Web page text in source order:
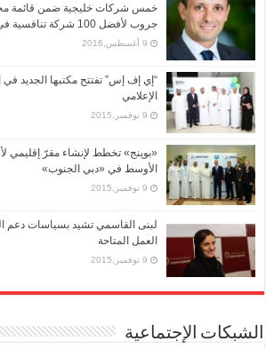
خمس شركات خليجية ضمن قائمة
جروب لأفضل 100 شركة تنافسية في العالم 2016
9 أغسطس,2016
“إي إف إس” تفتتح مكتبها الجديد في
الإعلامي
9 نوفمبر,2015
«بوينج» تخطط لإنشاء مقرّ إقليمي
الأوسط في «دبي الجنوب»
9 نوفمبر,2015
لبنى القاسمي تشيد بسياسات دعم
العمل المتاحة
9 نوفمبر,2015
الشبكات الإجتماعية